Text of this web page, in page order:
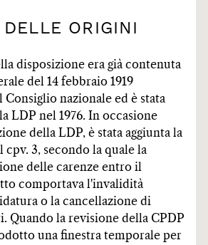
ORIGINI
disposizione era già contenuta
del 14 febbraio 1919
Consiglio nazionale ed è stata
LDP nel 1976. In occasione
della LDP, è stata aggiunta la
cpv. 3, secondo la quale la
delle carenze entro il
comportava l'invalidità
o la cancellazione di
Quando la revisione della CPDP
una finestra temporale per